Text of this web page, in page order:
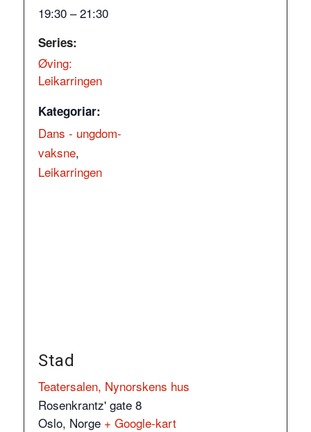
19:30 – 21:30
Series:
Øving:
Leikarringen
Kategoriar:
Dans - ungdom-
vaksne,
Leikarringen
Stad
Teatersalen, Nynorskens hus
Rosenkrantz' gate 8
Oslo, Norge + Google-kart